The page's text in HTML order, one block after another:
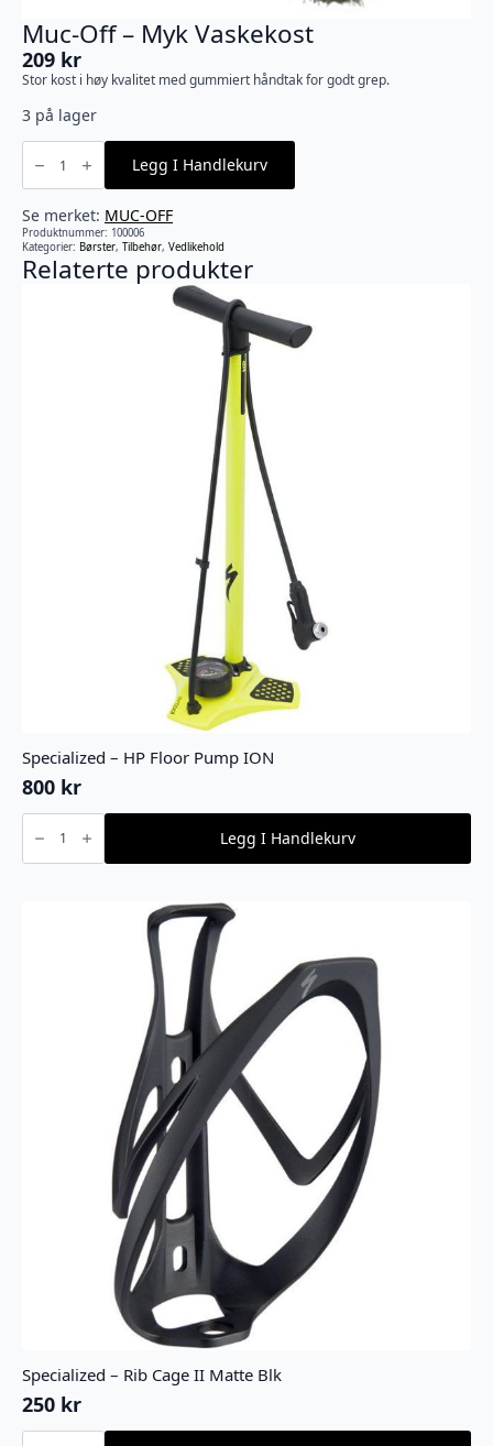
Muc-Off – Myk Vaskekost
209 kr
Stor kost i høy kvalitet med gummiert håndtak for godt grep.
3 på lager
Muc-
Myk
antall
Legg I Handlekurv
Se merket: MUC-OFF
Produktnummer: 100006
Kategorier: Børster, Tilbehør, Vedlikehold
Relaterte produkter
Specialized – HP Floor Pump ION
800 kr
Specialized
HP
Floor
Legg I Handlekurv
Specialized – Rib Cage II Matte Blk
250 kr
Specialized